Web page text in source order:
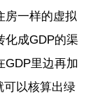
房一样的虚拟
化成GDP的渠
GDP里边再加
可以核算出绿